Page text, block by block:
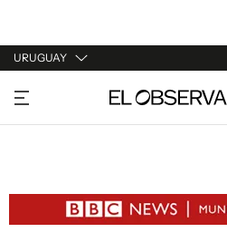
URUGUAY
URUGUAY
ARGENTINA
ESTADOS UNIDOS